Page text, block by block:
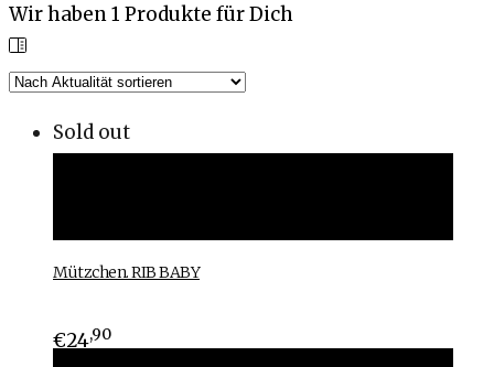
Wir haben1 Produkte für Dich
Sold out
Mützchen. RIB BABY
€24,90